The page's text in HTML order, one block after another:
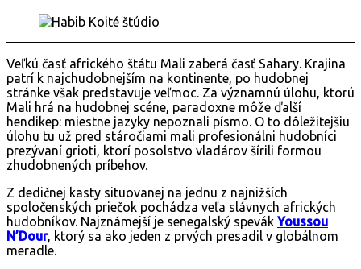
Veľkú časť afrického štátu Mali zaberá časť Sahary. Krajina
patrí k najchudobnejším na kontinente, po hudobnej
stránke však predstavuje veľmoc. Za významnú úlohu, ktorú
Mali hrá na hudobnej scéne, paradoxne môže ďalší
hendikep: miestne jazyky nepoznali písmo. O to dôležitejšiu
úlohu tu už pred stáročiami mali profesionálni hudobníci
prezývaní grioti, ktorí posolstvo vladárov šírili formou
zhudobnených príbehov.
Z dedičnej kasty situovanej na jednu z najnižších
spoločenských priečok pochádza veľa slávnych afrických
hudobníkov. Najznámejší je senegalský spevák Youssou
N’Dour, ktorý sa ako jeden z prvých presadil v globálnom
meradle.